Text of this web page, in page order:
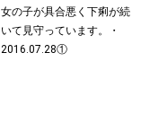
女の子が具合悪く下痢が続
いて見守っています。・
2016.07.28①